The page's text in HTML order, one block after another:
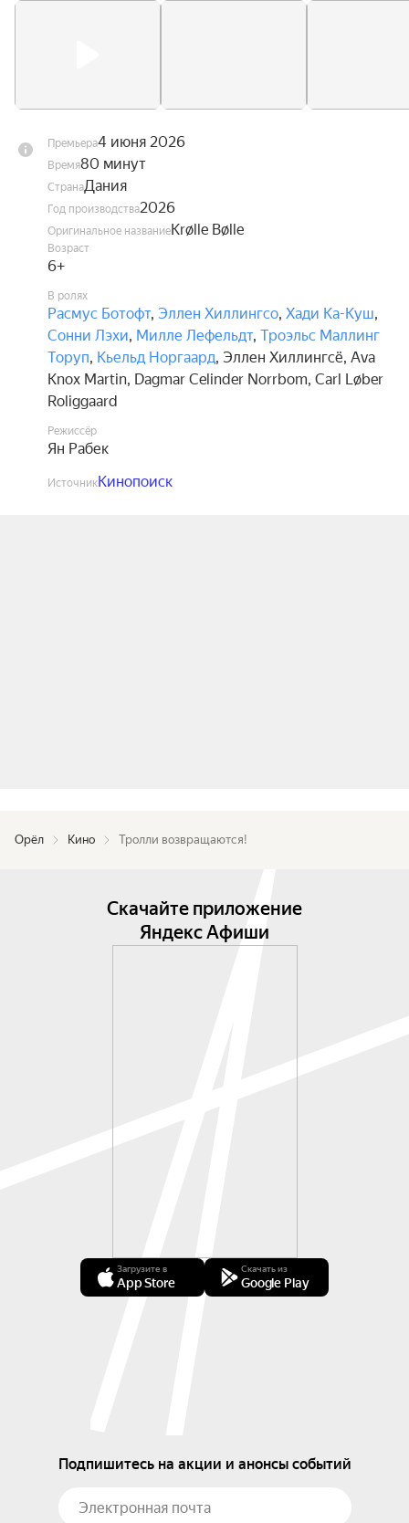
Премьера4 июня 2026
Время80 минут
СтранаДания
Год производства2026
Оригинальное названиеKrølle Bølle
Возраст
6+
В ролях
Расмус Ботофт, Эллен Хиллингсо, Хади Ка-Куш,
Сонни Лэхи, Милле Лефельдт, Троэльс Маллинг
Торуп, Кьельд Норгаард, Эллен Хиллингсё, Ava
Knox Martin, Dagmar Celinder Norrbom, Carl Løber
Roliggaard
Режиссёр
Ян Рабек
ИсточникКинопоиск
Орёл Кино Тролли возвращаются!
Скачайте приложение
Яндекс Афиши
Загрузите в
App Store
Скачать из
Google Play
Подпишитесь на акции и анонсы событий